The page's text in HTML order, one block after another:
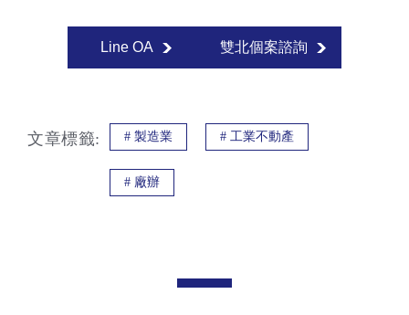
Line OA 雙北個案諮詢
文章標籤: # 製造業 # 工業不動產
# 廠辦